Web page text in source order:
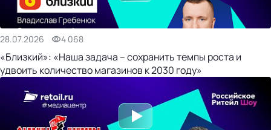
28.07.2026 4 068
«Близкий»: «Наша задача – сохранить темпы роста и
удвоить количество магазинов к 2030 году»